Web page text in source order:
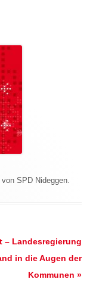
von SPD Nideggen
– Landesregierung
in die Augen der
Kommunen »